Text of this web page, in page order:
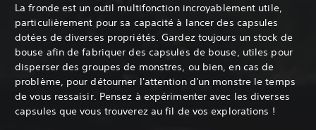
La fronde est un outil multifonction incroyablement utile,
particulièrement pour sa capacité à lancer des capsules
dotées de diverses propriétés. Gardez toujours un stock de
bouse afin de fabriquer des capsules de bouse, utiles pour
disperser des groupes de monstres, ou bien, en cas de
problème, pour détourner l'attention d'un monstre le temps
de vous ressaisir. Pensez à expérimenter avec les diverses
capsules que vous trouverez au fil de vos explorations !